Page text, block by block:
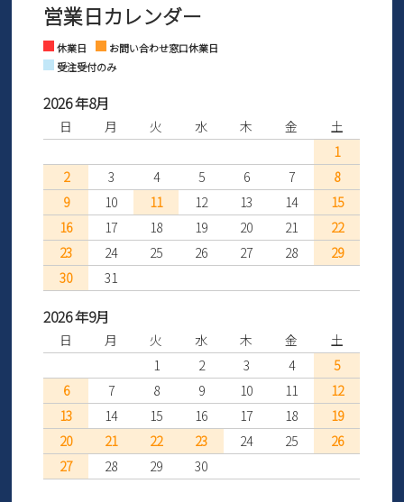
さい。
※土日祝はお問い合わせ窓口休業日となります。
Facebook Instagram
営業日カレンダー
休業日
お問い合わせ窓口休業日
受注受付のみ
2026 年8月
日 月 火 水 木 金
土
1
2
3 4 5 6 7
8
9
10 11 12 13 14
15
16
17 18 19 20 21
22
23
24 25 26 27 28
29
30
31
2026 年9月
日 月 火 水 木 金
土
1
2 3 4
5
6
7 8 9 10 11
12
13
14 15 16 17 18
19
20
21 22 23 24 25
26
27
28 29 30